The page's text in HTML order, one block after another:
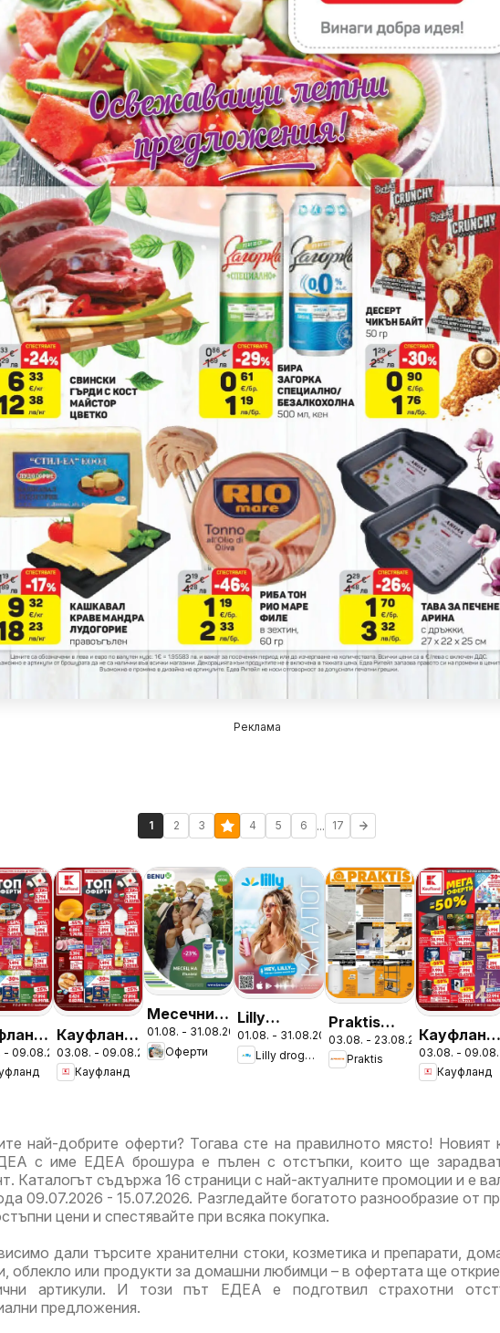
Реклама
1 2 3 4 5 6 ... 17
-
- 09.08.2026
Кауфланд
брошура
Враца -
03.08. - 09.08.2026
Кауфланд
Месечни
оферти от
BENU с
01.08. - 31.08.2026
Оферти
Lilly
drogerie
брошура -
01.08. - 31.08.2026
Lilly drogerie
Praktis
брошура -
Неустоими
предложения
03.08. - 23.08.2026
Praktis
Кауфланд
брошура
София -
03.08. -
Кауфланд
най-добрите оферти? Тогава сте на правилното място! Новият
с име ЕДЕА брошура е пълен с отстъпки, които ще
Каталогът съдържа 16 страници с най-актуалните промоции и е
09.07.2026 - 15.07.2026. Разгледайте богатото разнообразие от
цени и спестявайте при всяка покупка.
дали търсите хранителни стоки, козметика и препарати,
облекло или продукти за домашни любимци – в офертата ще
артикули. И този път ЕДЕА е подготвил страхотни
предложения.